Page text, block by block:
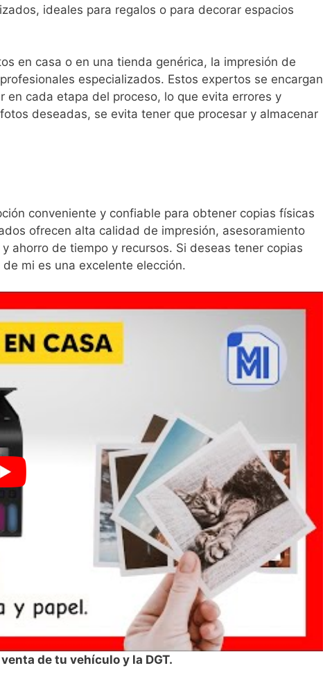
ideales para ⁣regalos o para decorar espacios
en casa o en una tienda genérica, la impresión de
especializados. Estos expertos se encargan
cada etapa‌ del proceso, lo que evita errores y
deseadas, se evita tener que procesar y almacenar
conveniente y confiable para obtener copias físicas
ofrecen alta calidad de impresión, asesoramiento⁢
ahorro de tiempo y recursos. Si deseas tener copias
mi es una excelente elección.
de tu vehículo y la DGT.